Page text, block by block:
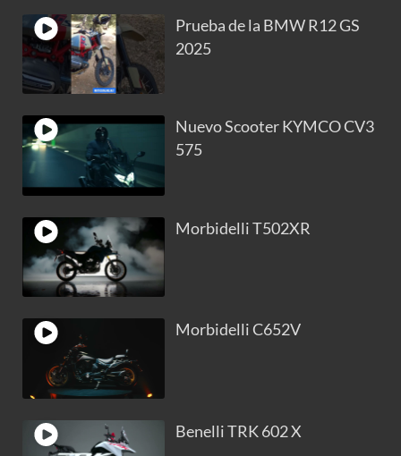
Prueba de la BMW R12 GS
2025
Nuevo Scooter KYMCO CV3
575
Morbidelli T502XR
Morbidelli C652V
Benelli TRK 602 X